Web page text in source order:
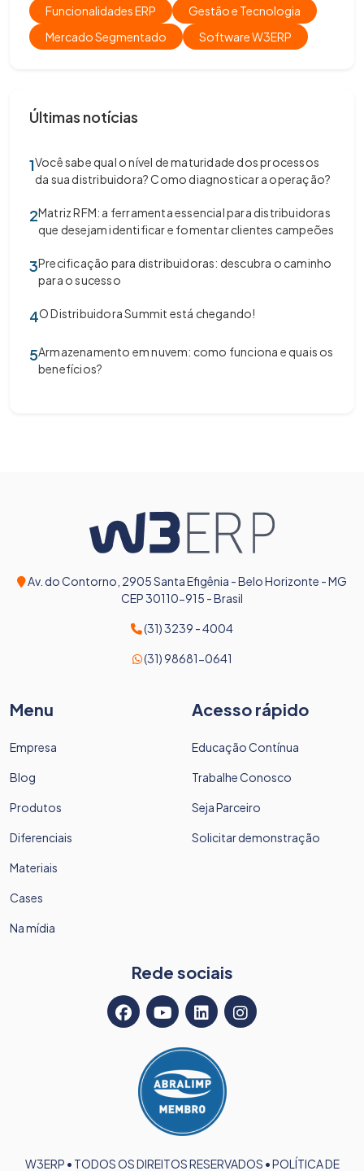
Funcionalidades ERP
Gestão e Tecnologia
Mercado Segmentado
Software W3ERP
Últimas notícias
1Você sabe qual o nível de maturidade dos processos
da sua distribuidora? Como diagnosticar a operação?
2Matriz RFM: a ferramenta essencial para distribuidoras
que desejam identificar e fomentar clientes campeões
3Precificação para distribuidoras: descubra o caminho
para o sucesso
4O Distribuidora Summit está chegando!
5Armazenamento em nuvem: como funciona e quais os
benefícios?
Av. do Contorno, 2905 Santa Efigênia - Belo Horizonte - MG
CEP 30110-915 - Brasil
(31) 3239 - 4004
(31) 98681-0641
Menu
Empresa
Blog
Produtos
Diferenciais
Materiais
Cases
Na mídia
Acesso rápido
Educação Contínua
Trabalhe Conosco
Seja Parceiro
Solicitar demonstração
Rede sociais
W3ERP • TODOS OS DIREITOS RESERVADOS •POLÍTICA DE